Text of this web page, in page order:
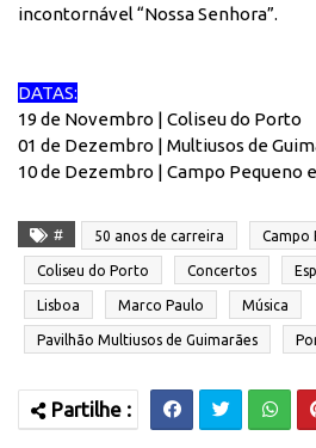
incontornável “Nossa Senhora”.
DATAS:
19 de Novembro | Coliseu do Porto
01 de Dezembro | Multiusos de
10 de Dezembro | Campo Pequeno
# 50 anos de carreira Campo
Coliseu do Porto Concertos
Lisboa Marco Paulo Música
Pavilhão Multiusos de Guimarães